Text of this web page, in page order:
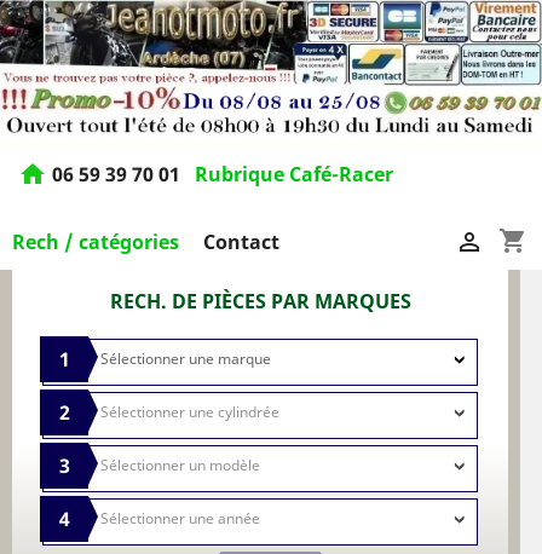
home 06 59 39 70 01 Rubrique Café-Racer
Rech / catégories Contact shopping_cart

RECH. DE PIÈCES PAR MARQUES
1
2
3
4